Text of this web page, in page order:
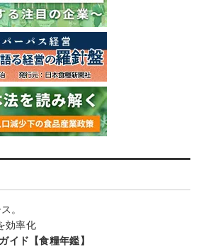
。
効率化
イド【食糧年鑑】